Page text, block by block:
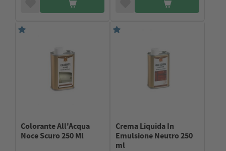
Colorante All'Acqua
Noce Scuro 250 Ml
Crema Liquida In
Emulsione Neutro 250
ml